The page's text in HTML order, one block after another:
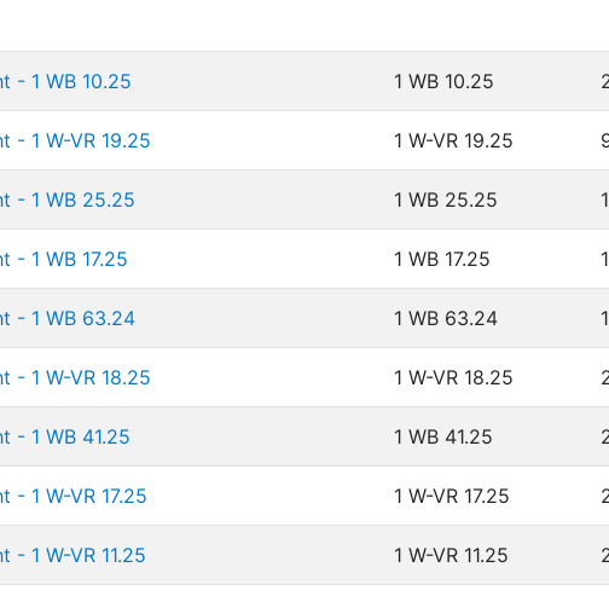
- 1 WB 10.25 1 WB 10.25
- 1 W-VR 19.25 1 W-VR 19.25
- 1 WB 25.25 1 WB 25.25
- 1 WB 17.25 1 WB 17.25
- 1 WB 63.24 1 WB 63.24
- 1 W-VR 18.25 1 W-VR 18.25
- 1 WB 41.25 1 WB 41.25
- 1 W-VR 17.25 1 W-VR 17.25
- 1 W-VR 11.25 1 W-VR 11.25